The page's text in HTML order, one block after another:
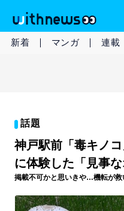
新着 マンガ 連載
話題
神戸駅前「毒キノ
に体験した「見事な
掲載不可かと思いきや…機転が救